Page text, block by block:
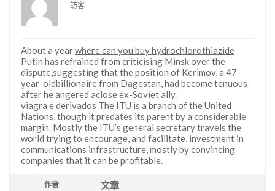
訪客
About a yearwhere can you buy hydrochlorothiazide
Putin has refrained from criticising Minsk over the
dispute,suggesting that the position of Kerimov, a 47-
year-oldbillionaire from Dagestan, had become tenuous
after he angered aclose ex-Soviet ally.
viagra e derivados The ITU is a branch of the United
Nations, though it predates its parent by a considerable
margin. Mostly the ITU’s general secretary travels the
world trying to encourage, and facilitate, investment in
communications infrastructure, mostly by convincing
companies that it can be profitable.
作者 文章